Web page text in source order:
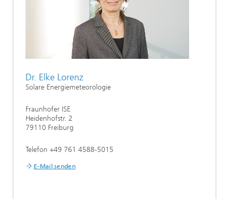
Dr. Elke Lorenz
Solare Energiemeteorologie
Fraunhofer ISE
Heidenhofstr. 2
79110 Freiburg
Telefon +49 761 4588-5015
E-Mail senden